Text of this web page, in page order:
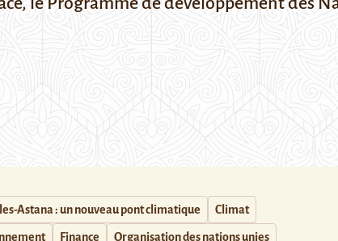
Astana : un nouveau pont climatique Climat
Finance Organisation des nations unies